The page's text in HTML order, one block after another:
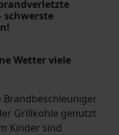
schwerste
Wetter viele
Grillkohle genutzt
Kinder sind